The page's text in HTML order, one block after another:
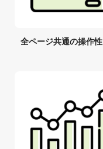
全ページ共通の操作性